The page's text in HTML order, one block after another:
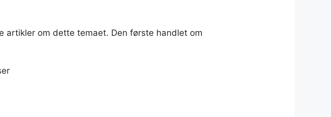
artikler om dette temaet. Den første handlet om